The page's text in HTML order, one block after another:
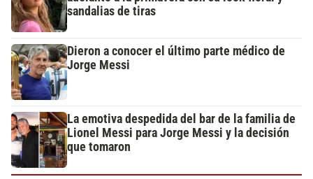
sandalias de tiras
Dieron a conocer el último parte médico de
Jorge Messi
La emotiva despedida del bar de la familia de
Lionel Messi para Jorge Messi y la decisión
que tomaron